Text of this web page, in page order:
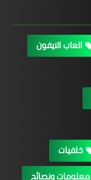
العاب الايفون
خلفيات
معلومات ونصائح